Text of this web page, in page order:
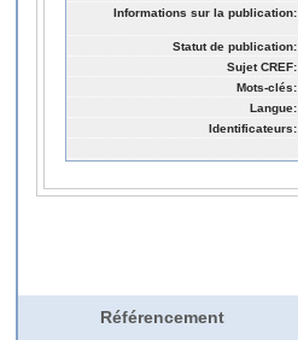
Informations sur la publication:
Statut de publication:
Sujet CREF:
Mots-clés:
Langue:
Identificateurs:
Référencement